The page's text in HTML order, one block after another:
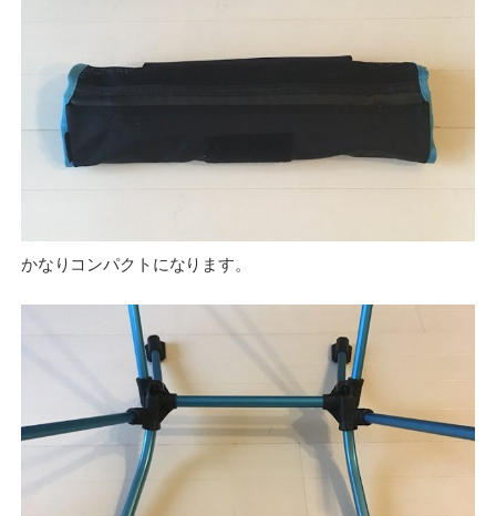
かなりコンパクトになります。